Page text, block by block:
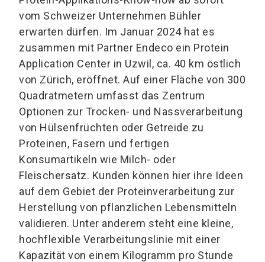
vom Schweizer Unternehmen Bühler
erwarten dürfen. Im Januar 2024 hat es
zusammen mit Partner Endeco ein Protein
Application Center in Uzwil, ca. 40 km östlich
von Zürich, eröffnet. Auf einer Fläche von 300
Quadratmetern umfasst das Zentrum
Optionen zur Trocken- und Nassverarbeitung
von Hülsenfrüchten oder Getreide zu
Proteinen, Fasern und fertigen
Konsumartikeln wie Milch- oder
Fleischersatz. Kunden können hier ihre Ideen
auf dem Gebiet der Proteinverarbeitung zur
Herstellung von pflanzlichen Lebensmitteln
validieren. Unter anderem steht eine kleine,
hochflexible Verarbeitungslinie mit einer
Kapazität von einem Kilogramm pro Stunde